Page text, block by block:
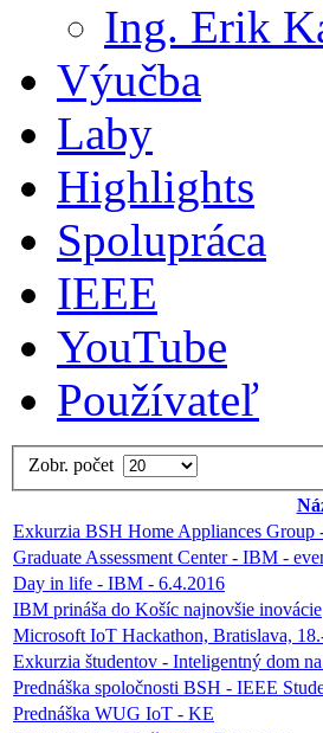
Ing. Erik
Výučba
Laby
Highlights
Spolupráca
IEEE
YouTube
Používateľ
Zobr. počet
Exkurzia BSH Home Appliances
Graduate Assessment Center - IBM -
Day in life - IBM - 6.4.2016
IBM prináša do Košíc najnovšie inovácie
Microsoft IoT Hackathon, Bratislava,
Exkurzia študentov - Inteligentný dom
Prednáška spoločnosti BSH - IEEE
Prednáška WUG IoT - KE